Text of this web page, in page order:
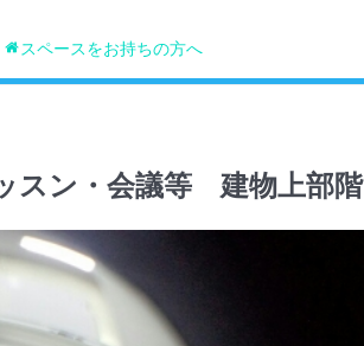
スペースをお持ちの方へ
スン・会議等 建物上部階